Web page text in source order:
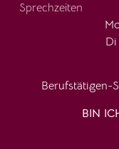
Sprechzeiten
Di
Berufstätigen-
BIN